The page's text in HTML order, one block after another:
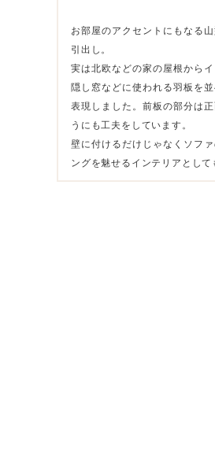
お部屋のアクセントにもなる
引出し。
実は北欧などの家の屋根から
隠し窓などに使われる羽板を
表現しました。前板の部分は
うにも工夫をしています。
壁に付けるだけじゃなくソフ
ングを魅せるインテリアとして